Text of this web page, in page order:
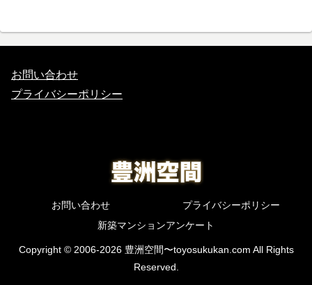
お問い合わせ
プライバシーポリシー
お問い合わせ
プライバシーポリシー
新築マンションアンケート
Copyright © 2006-2026 豊洲空間〜toyosukukan.com All Rights
Reserved.